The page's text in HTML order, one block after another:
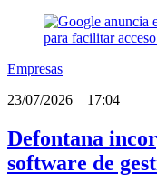
Empresas
23/07/2026
17:04
Defontana
software de